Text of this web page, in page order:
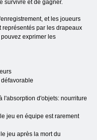
survivre et de gagner.
et les joueurs
par les drapeaux
exprimer les
l'absorption d'objets: nourriture
jeu en équipe est rarement
jeu après la mort du